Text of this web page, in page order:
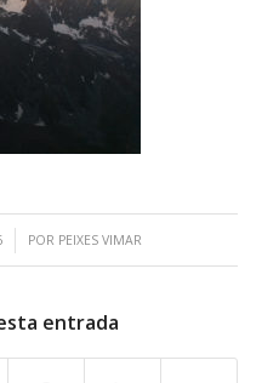
POR PEIXES VIMAR
entrada